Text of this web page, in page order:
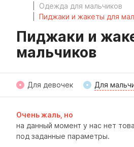
Одежда для мальчиков
Пиджаки и жакеты для
Пиджаки и
мальчиков
Для девочек Для
Очень жаль, но
на данный момент у нас нет
под заданные параметры.